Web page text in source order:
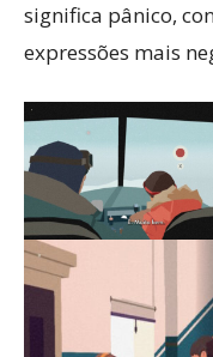
significa pânico,
expressões mais